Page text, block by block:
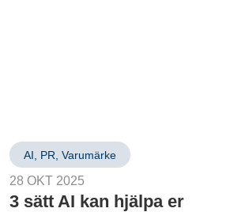
AI PR Varumärke
28 OKT 2025
3 sätt AI kan hjälpa er